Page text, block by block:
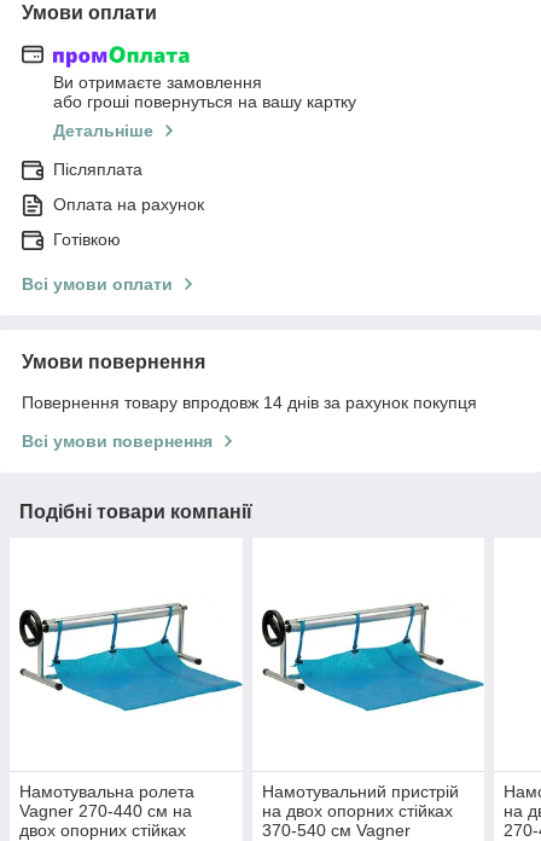
Умови оплати
Ви отримаєте замовлення
або гроші повернуться на вашу картку
Детальніше
Післяплата
Оплата на рахунок
Готівкою
Всі умови оплати
Умови повернення
Повернення товару впродовж 14 днів за рахунок покупця
Всі умови повернення
Подібні товари компанії
Намотувальна ролета
Vagner 270-440 см на
двох опорних стійках
Намотувальний пристрій
на двох опорних стійках
370-540 см Vagner
на